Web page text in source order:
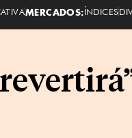
MERCADOS:ÍNDICES